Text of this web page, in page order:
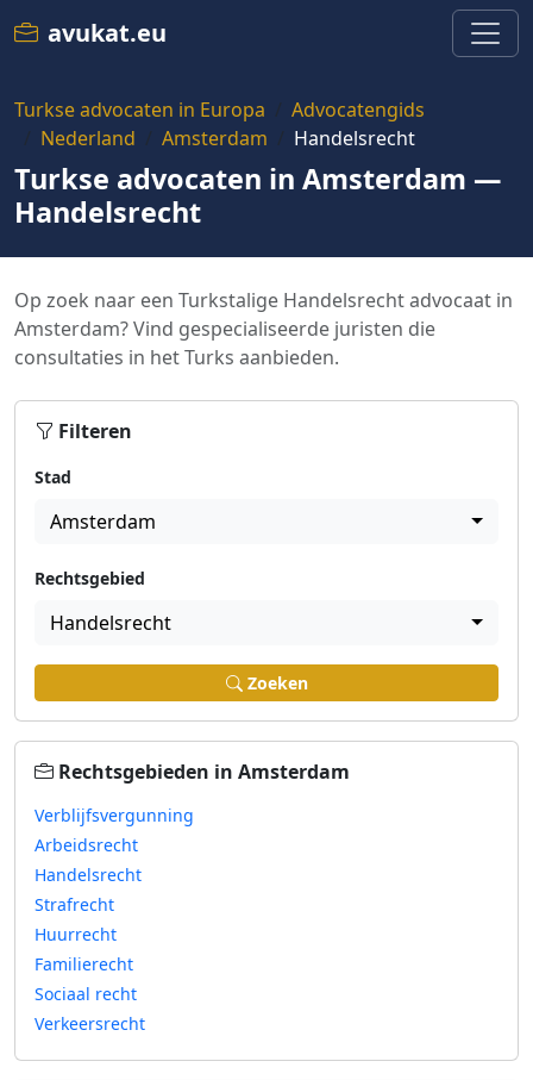
avukat.eu
Turkse advocaten in Europa
Advocatengids
Nederland
Amsterdam Handelsrecht
Turkse advocaten in Amsterdam —
Handelsrecht
Op zoek naar een Turkstalige Handelsrecht advocaat in
Amsterdam? Vind gespecialiseerde juristen die
consultaties in het Turks aanbieden.
Filteren
Stad
Amsterdam
Rechtsgebied
Handelsrecht
Zoeken
Rechtsgebieden in Amsterdam
Verblijfsvergunning
Arbeidsrecht
Handelsrecht
Strafrecht
Huurrecht
Familierecht
Sociaal recht
Verkeersrecht